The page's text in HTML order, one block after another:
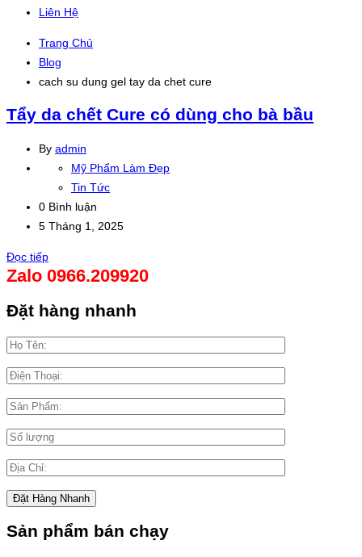
Liên Hệ
Trang Chủ
Blog
cach su dung gel tay da chet cure
Tẩy da chết Cure có dùng cho bà bầu
By admin
Mỹ Phẩm Làm Đẹp
Tin Tức
0 Bình luận
5 Tháng 1, 2025
Đọc tiếp
Zalo 0966.209920
Đặt hàng nhanh
Sản phẩm bán chạy